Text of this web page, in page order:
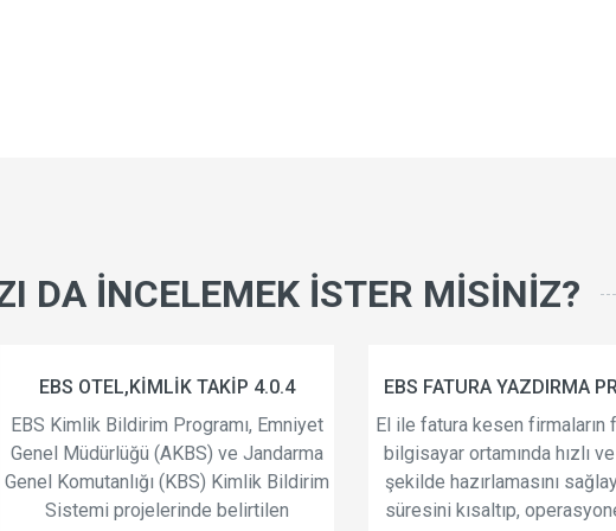
DA İNCELEMEK İSTER MİSİNİZ?
EBS FATURA YAZDIRMA PROGRAMI
El ile fatura kesen firmaların faturalarını
bilgisayar ortamında hızlı ve kolay bir
şekilde hazırlamasını sağlayan işlem
süresini kısaltıp, operasyonel yükleri
EBS OTO SERVİS
PROGRAMI
Oto Servis Bakım Takip
otomobil servisleri için
tasarlanmış bir